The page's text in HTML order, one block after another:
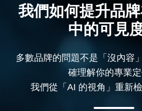
我們如何提升品
中的可見
多數品牌的問題不是「沒內容
確理解你的專業定
我們從「AI 的視角」重新檢